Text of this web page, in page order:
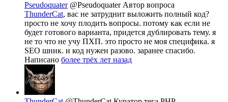
Pseudoquater @Pseudoquater Автор вопроса
ThunderCat, вас не затруднит выложить полный код?
просто не хочу плодить вопросы. потому как если не
будет готового варианта, придется дублировать тему. я
не то что не учу ПХП. это просто не моя специфика. я
SEO шник. и код нужен разово. заранее спасибо.
Написано более трёх лет назад